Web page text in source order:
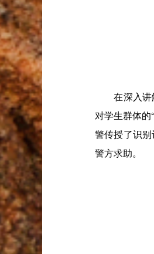
在深入讲解
对学生群体的
警传授了识
警方求助。